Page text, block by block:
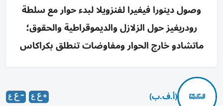
وصول دينورا فيغيرا لفنزويلا لبدء حوار مع سلطة
رودريغيز حول الزلازل والديموقراطية والحقوق؛
ماتشادو خارج الحوار ومفاوضات تنطلق بكراكاس
(أ.ف.ب)